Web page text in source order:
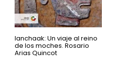
Ianchaak: Un viaje al reino
de los moches. Rosario
Arias Quincot